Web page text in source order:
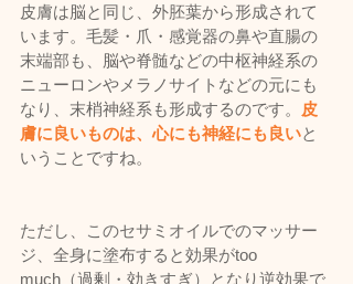
皮膚は脳と同じ、外胚葉から形成されて
います。毛髪・爪・感覚器の鼻や直腸の
末端部も、脳や脊髄などの中枢神経系の
ニューロンやメラノサイトなどの元にも
なり、末梢神経系も形成するのです。
皮
膚に良いものは、心にも神経にも良いと
いうことですね。
ただし、このセサミオイルでのマッサー
ジ、全身に塗布すると効果がtoo
much（過剰・効きすぎ）となり逆効果で